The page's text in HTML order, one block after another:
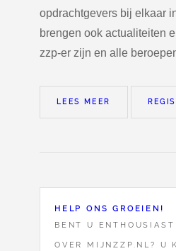
opdrachtgevers bij elkaar
brengen ook actualiteiten
zzp-er zijn en alle
LEES MEER
HELP ONS GROEIEN!
BENT U ENTHOUSIAST
OVER MIJNZZP.NL? U